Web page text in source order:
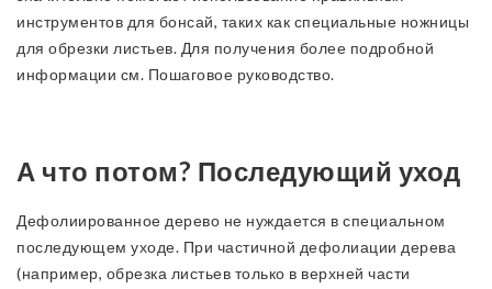
инструментов для бонсай, таких как специальные ножницы
для обрезки листьев. Для получения более подробной
информации см. Пошаговое руководство.
А что потом? Последующий уход
Дефолиированное дерево не нуждается в специальном
последующем уходе. При частичной дефолиации дерева
(например, обрезка листьев только в верхней части